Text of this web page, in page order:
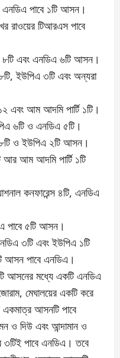
পাবে ১টি আসন।
রাওয়ের টিআরএস পাবে
৮টি এবং এনডিএ ৬টি আসন।
ইউপিএ ৩টি এবং অন্যরা
এবং আম আদমি পার্টি ১টি।
৬টি ও এনডিএ ৫টি।
ও ইউপিএ ২টি আসন।
আম আদমি পার্টি ১টি
কনফারেন্স ৪টি, এনডিএ
পাবে ৫টি আসন।
৩টি এবং ইউপিএ ১টি
আসন পাবে এনডিএ।
আসনের মধ্যে একটি এনডিএ
মেঘালয়ের একটি করে
আসনটি পাবে
ও দিউ এবং আন্দামান ও
৩টিই পাবে এনডিএ। তবে